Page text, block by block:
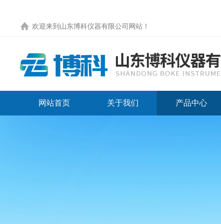
欢迎来到 山东博科仪器有限公司网站 ！
网站首页 关于我们 产品中心